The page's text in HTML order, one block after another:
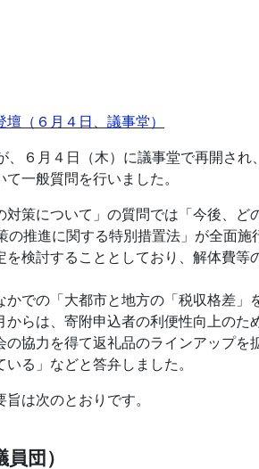
（６月４日、議事堂）
６月４日（木）に議事堂で再開さ
一般質問を行いました。
策について」の質問では「今後、
推進に関する特別措置法」が全面
検討することとしており、解体費
での「大都市と地方の「税収格差
らは、寄附申込者の利便性向上の
協力を得て返礼品のラインアップ
る」などと答弁しました。
は次のとおりです。
団）